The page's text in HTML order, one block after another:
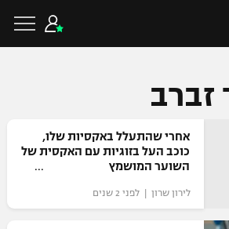
זברב
אחרי שהתעלל באקסיות שלו,
כוכב העל בזוגיות עם האקסית של
השוער המושמץ
לירון שרון | לפני 2 שנים